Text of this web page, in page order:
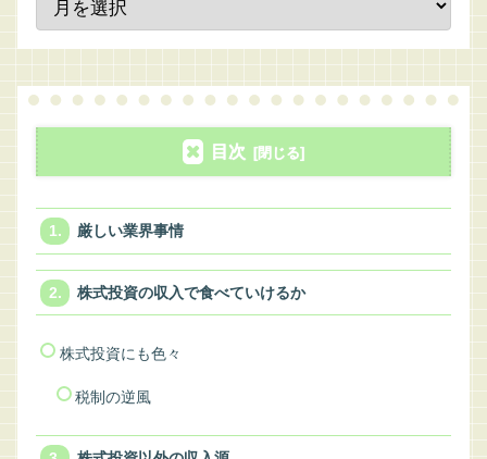
目次
厳しい業界事情
株式投資の収入で食べていけるか
株式投資にも色々
税制の逆風